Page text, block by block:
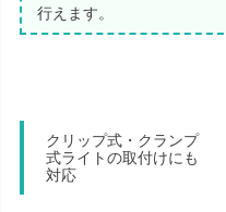
行えます。
クリップ式・クランプ
式ライトの取付けにも
対応